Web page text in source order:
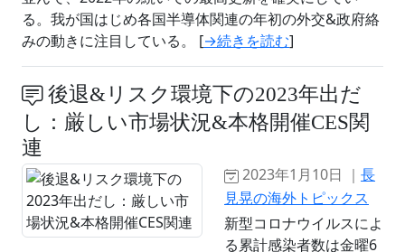
る。我が国はじめ各国半導体関連の年初の外交&政府絡
みの動きに注目している。 [→続きを読む]
後退&リスク環境下の2023年出だ
し：厳しい市場状況&本格開催CES関
連
2023年1月10日 ｜ 長
見晃の海外トピックス
新型コロナウイルスによ
る累計感染者数は金曜6